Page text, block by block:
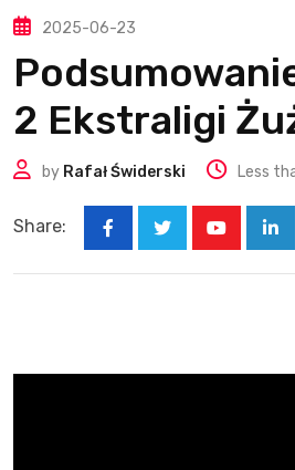
2025-06-23
2 Ekstraligi
by Rafał Świderski Less
Share: